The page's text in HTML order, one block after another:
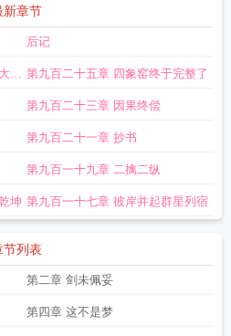
新章节
后记
结 第九百二十五章 四象窑终于完整了
第九百二十三章 因果终偿
第九百二十一章 抄书
第九百一十九章 二擒二纵
坤 第九百一十七章 彼岸并起群星列宿
节列表
第二章 剑未佩妥
第四章 这不是梦